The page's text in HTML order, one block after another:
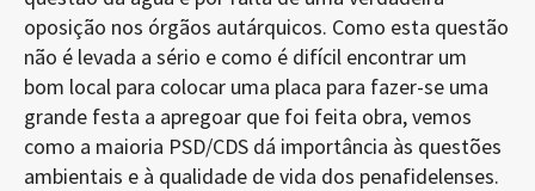
oposição nos órgãos autárquicos. Como esta questão
não é levada a sério e como é difícil encontrar um
bom local para colocar uma placa para fazer-se uma
grande festa a apregoar que foi feita obra, vemos
como a maioria PSD/CDS dá importância às questões
ambientais e à qualidade de vida dos penafidelenses.